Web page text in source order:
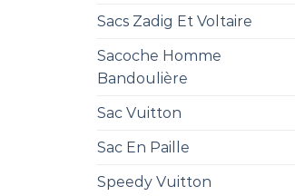
Sacs Zadig Et Voltaire
Sacoche Homme
Bandoulière
Sac Vuitton
Sac En Paille
Speedy Vuitton